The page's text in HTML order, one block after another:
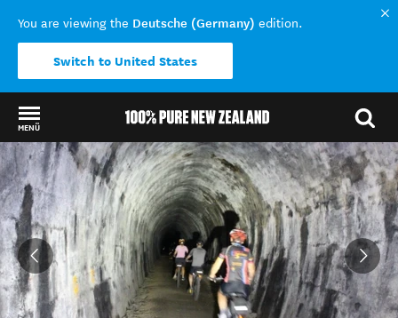
You are viewing the Deutsche (Germany) edition.
Switch to United States
MENÜ
Back to my results